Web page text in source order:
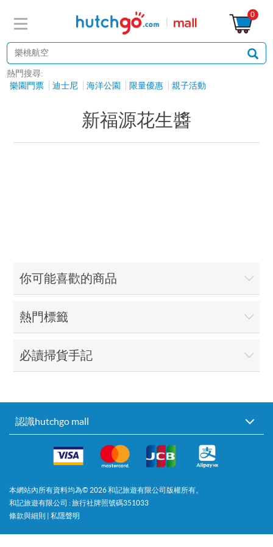
0
熱門搜尋:
樂園門票
迪士尼 海洋公園 限量優惠 親子活動
新福源花生醬
你可能喜歡的商品
熱門標籤
必讀掃貨手記
認識hutchgo mall
本網站內所有資料均為© 2026和記旅遊有限公司版權所有。
和記旅遊有限公司 : 旅行社牌照號碼351033
條款與細則 | 私隱聲明